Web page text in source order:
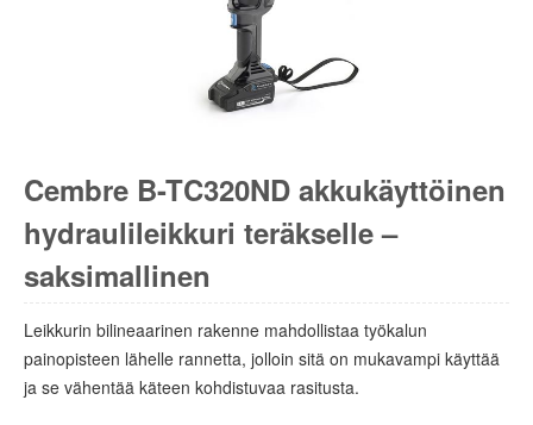
Cembre B-TC320ND akkukäyttöinen
hydraulileikkuri teräkselle –
saksimallinen
Leikkurin bilineaarinen rakenne mahdollistaa työkalun
painopisteen lähelle rannetta, jolloin sitä on mukavampi käyttää
ja se vähentää käteen kohdistuvaa rasitusta.